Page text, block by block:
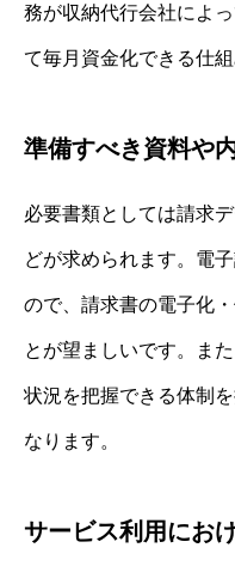
務が収納代行会社によ
て毎月資金化できる仕組
準備すべき資料や
必要書類としては請求
どが求められます。電
ので、請求書の電子化
とが望ましいです。ま
状況を把握できる体制
なります。
サービス利用にお